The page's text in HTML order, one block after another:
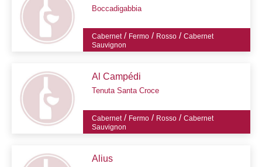
Boccadigabbia
Cabernet/ Fermo / Rosso /Cabernet
Sauvignon
Al Campédi
Tenuta Santa Croce
Cabernet/ Fermo / Rosso /Cabernet
Sauvignon
Alius